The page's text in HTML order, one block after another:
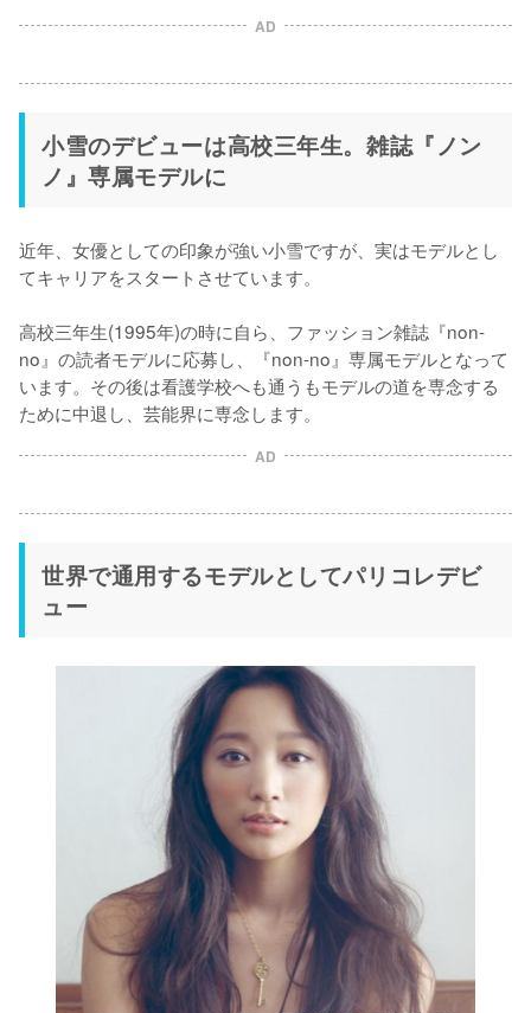
AD
小雪のデビューは高校三年生。雑誌『ノン
ノ』専属モデルに
近年、女優としての印象が強い小雪ですが、実はモデルとし
てキャリアをスタートさせています。
高校三年生(1995年)の時に自ら、ファッション雑誌『non-
no』の読者モデルに応募し、『non-no』専属モデルとなって
います。その後は看護学校へも通うもモデルの道を専念する
ために中退し、芸能界に専念します。
AD
世界で通用するモデルとしてパリコレデビ
ュー